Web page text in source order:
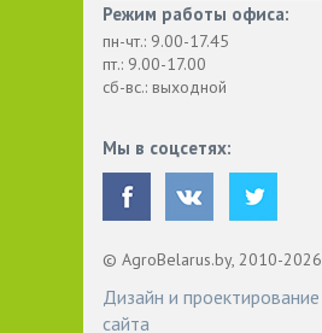
Режим работы офиса:
пн-чт.: 9.00-17.45
пт.: 9.00-17.00
сб-вс.: выходной
Мы в соцсетях:
© AgroBelarus.by, 2010-2026
Дизайн и проектирование
сайта